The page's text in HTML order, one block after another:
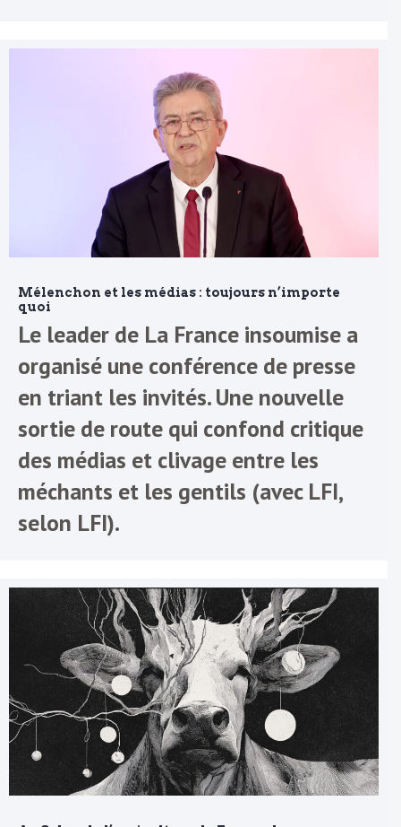
Mélenchon et les médias : toujours n’importe
quoi
Le leader de La France insoumise a
organisé une conférence de presse
en triant les invités. Une nouvelle
sortie de route qui confond critique
des médias et clivage entre les
méchants et les gentils (avec LFI,
selon LFI).